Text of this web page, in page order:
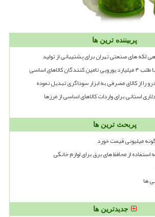
پربیننده ترین ها
لکه های صنعتی تهران برای پشتیبانی از تولید
اساسی
از کالای مصرفی به ابزار سوداگری تبدیل نموده
پربحث ترین ها
از محافظ های برق برای لوازم خانگی
ها
جدیدترین ها